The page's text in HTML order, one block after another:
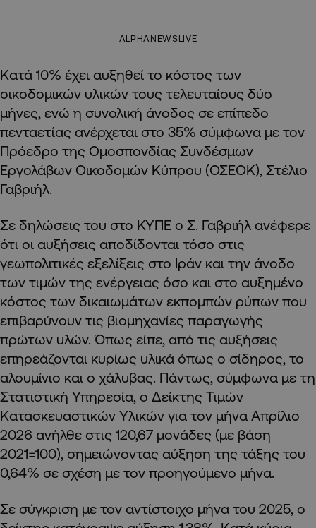
ALPHANEWSLIVE
Κατά 10% έχει αυξηθεί το κόστος των
οικοδομικών υλικών τους τελευταίους δύο
μήνες, ενώ η συνολική άνοδος σε επίπεδο
πενταετίας ανέρχεται στο 35% σύμφωνα με τον
Πρόεδρο της Ομοσπονδίας Συνδέσμων
Εργολάβων Οικοδομών Κύπρου (ΟΣΕΟΚ), Στέλιο
Γαβριήλ.
Σε δηλώσεις του στο ΚΥΠΕ ο Σ. Γαβριήλ ανέφερε
ότι οι αυξήσεις αποδίδονται τόσο στις
γεωπολιτικές εξελίξεις στο Ιράν και την άνοδο
των τιμών της ενέργειας όσο και στο αυξημένο
κόστος των δικαιωμάτων εκπομπών ρύπων που
επιβαρύνουν τις βιομηχανίες παραγωγής
πρώτων υλών. Όπως είπε, από τις αυξήσεις
επηρεάζονται κυρίως υλικά όπως ο σίδηρος, το
αλουμίνιο και ο χάλυβας. Πάντως, σύμφωνα με τη
Στατιστική Υπηρεσία, ο Δείκτης Τιμών
Κατασκευαστικών Υλικών για τον μήνα Απρίλιο
2026 ανήλθε στις 120,67 μονάδες (με βάση
2021=100), σημειώνοντας αύξηση της τάξης του
0,64% σε σχέση με τον προηγούμενο μήνα.
Σε σύγκριση με τον αντίστοιχο μήνα του 2025, ο